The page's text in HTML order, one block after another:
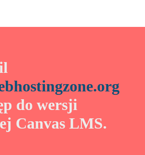
do wersji
Canvas LMS.